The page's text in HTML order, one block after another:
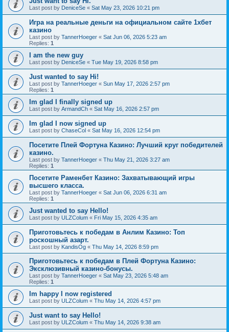
Last post by DeniceSe « Sat May 23, 2026 10:21 pm
Игра на реальные деньги на официальном сайте 1хбет
казино
Last post by TannerHoeger « Sat Jun 06, 2026 5:23 am
Replies: 1
I am the new guy
Last post by DeniceSe « Tue May 19, 2026 8:58 pm
Just wanted to say Hi!
Last post by TannerHoeger « Sun May 17, 2026 2:57 pm
Replies: 1
Im glad I finally signed up
Last post by ArmandCh « Sat May 16, 2026 2:57 pm
Im glad I now signed up
Last post by ChaseCol « Sat May 16, 2026 12:54 pm
Посетите Плей Фортуна Казино: Лучший круг победителей
казино.
Last post by TannerHoeger « Thu May 21, 2026 3:27 am
Replies: 1
Посетите Раменбет Казино: Захватывающий игры
высшего класса.
Last post by TannerHoeger « Sat Jun 06, 2026 6:31 am
Replies: 1
Just wanted to say Hello!
Last post by ULZColum « Fri May 15, 2026 4:35 am
Приготовьтесь к победам в Анлим Казино: Топ
роскошный азарт.
Last post by KandisOg « Thu May 14, 2026 8:59 pm
Приготовьтесь к победам в Плей Фортуна Казино:
Эксклюзивный казино-бонусы.
Last post by TannerHoeger « Sat May 23, 2026 5:48 am
Replies: 1
Im happy I now registered
Last post by ULZColum « Thu May 14, 2026 4:57 pm
Just want to say Hello!
Last post by ULZColum « Thu May 14, 2026 9:38 am